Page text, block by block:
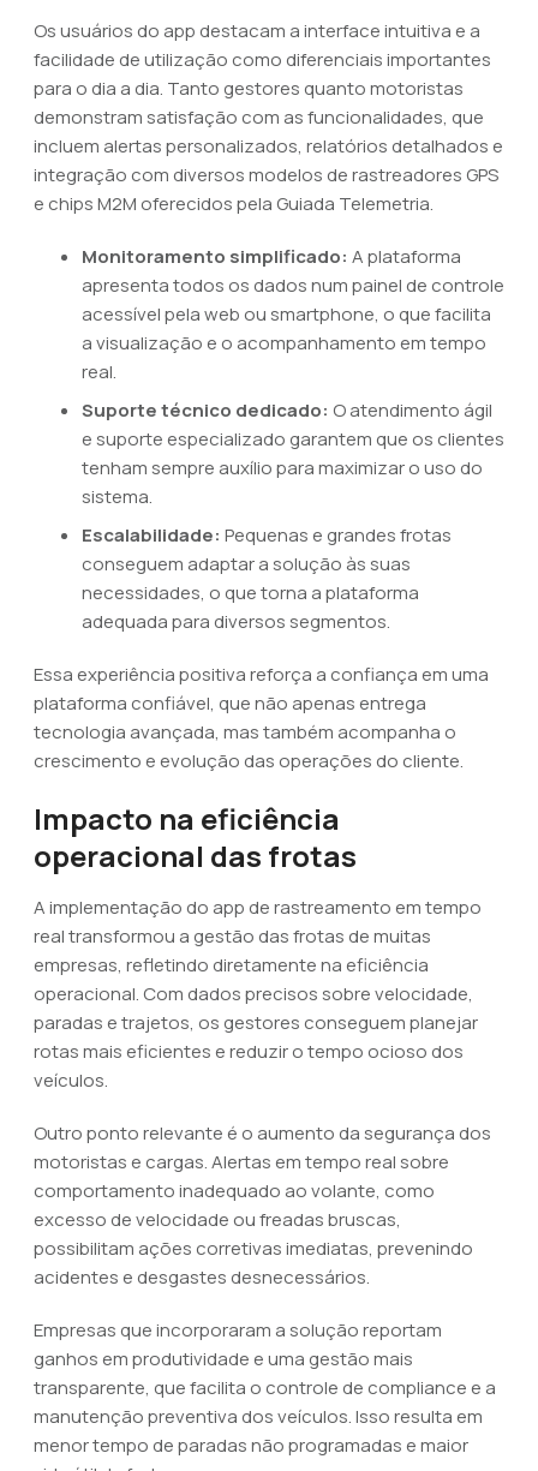
Os usuários do app destacam a interface intuitiva e a
facilidade de utilização como diferenciais importantes
para o dia a dia. Tanto gestores quanto motoristas
demonstram satisfação com as funcionalidades, que
incluem alertas personalizados, relatórios detalhados e
integração com diversos modelos de rastreadores GPS
e chips M2M oferecidos pela Guiada Telemetria.
Monitoramento simplificado: A plataforma
apresenta todos os dados num painel de controle
acessível pela web ou smartphone, o que facilita
a visualização e o acompanhamento em tempo
real.
Suporte técnico dedicado: O atendimento ágil
e suporte especializado garantem que os clientes
tenham sempre auxílio para maximizar o uso do
sistema.
Escalabilidade: Pequenas e grandes frotas
conseguem adaptar a solução às suas
necessidades, o que torna a plataforma
adequada para diversos segmentos.
Essa experiência positiva reforça a confiança em uma
plataforma confiável, que não apenas entrega
tecnologia avançada, mas também acompanha o
crescimento e evolução das operações do cliente.
Impacto na eficiência
operacional das frotas
A implementação do app de rastreamento em tempo
real transformou a gestão das frotas de muitas
empresas, refletindo diretamente na eficiência
operacional. Com dados precisos sobre velocidade,
paradas e trajetos, os gestores conseguem planejar
rotas mais eficientes e reduzir o tempo ocioso dos
veículos.
Outro ponto relevante é o aumento da segurança dos
motoristas e cargas. Alertas em tempo real sobre
comportamento inadequado ao volante, como
excesso de velocidade ou freadas bruscas,
possibilitam ações corretivas imediatas, prevenindo
acidentes e desgastes desnecessários.
Empresas que incorporaram a solução reportam
ganhos em produtividade e uma gestão mais
transparente, que facilita o controle de compliance e a
manutenção preventiva dos veículos. Isso resulta em
menor tempo de paradas não programadas e maior